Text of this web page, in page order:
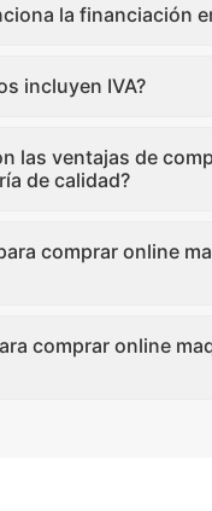
la financiación
incluyen IVA?
las ventajas de
de calidad?
comprar online
comprar online